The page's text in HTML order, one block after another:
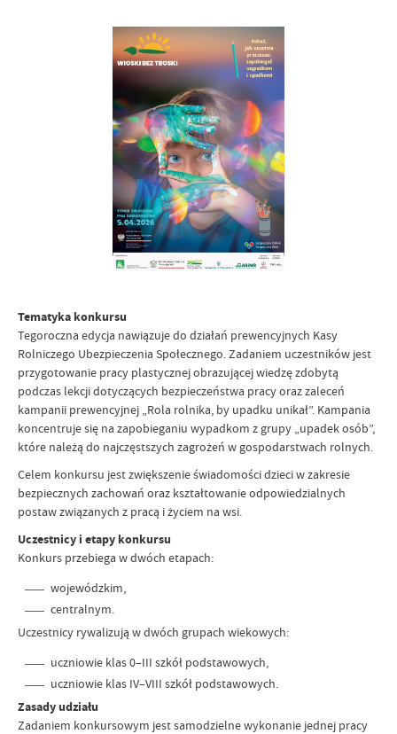
Tematyka konkursu
Tegoroczna edycja nawiązuje do działań prewencyjnych Kasy
Rolniczego Ubezpieczenia Społecznego. Zadaniem uczestników jest
przygotowanie pracy plastycznej obrazującej wiedzę zdobytą
podczas lekcji dotyczących bezpieczeństwa pracy oraz zaleceń
kampanii prewencyjnej „Rola rolnika, by upadku unikał”. Kampania
koncentruje się na zapobieganiu wypadkom z grupy „upadek osób”,
które należą do najczęstszych zagrożeń w gospodarstwach rolnych.
Celem konkursu jest zwiększenie świadomości dzieci w zakresie
bezpiecznych zachowań oraz kształtowanie odpowiedzialnych
postaw związanych z pracą i życiem na wsi.
Uczestnicy i etapy konkursu
Konkurs przebiega w dwóch etapach:
wojewódzkim,
centralnym.
Uczestnicy rywalizują w dwóch grupach wiekowych:
uczniowie klas 0–III szkół podstawowych,
uczniowie klas IV–VIII szkół podstawowych.
Zasady udziału
Zadaniem konkursowym jest samodzielne wykonanie jednej pracy